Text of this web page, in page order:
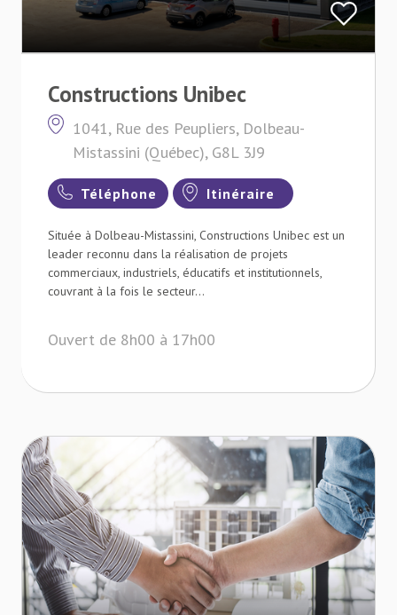
Constructions Unibec
1041, Rue des Peupliers, Dolbeau-
Mistassini (Québec), G8L 3J9
Téléphone Itinéraire
Située à Dolbeau-Mistassini, Constructions Unibec est un
leader reconnu dans la réalisation de projets
commerciaux, industriels, éducatifs et institutionnels,
couvrant à la fois le secteur...
Ouvert de 8h00 à 17h00